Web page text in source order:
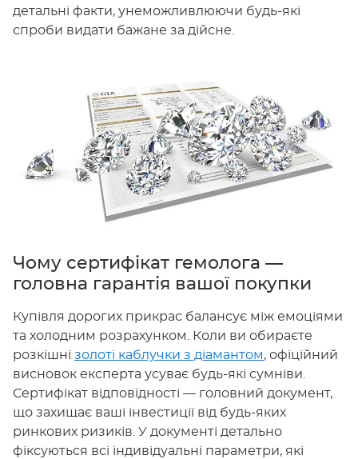
детальні факти, унеможливлюючи будь-які
спроби видати бажане за дійсне.
Чому сертифікат гемолога —
головна гарантія вашої покупки
Купівля дорогих прикрас балансує між емоціями
та холодним розрахунком. Коли ви обираєте
розкішні золоті каблучки з діамантом, офіційний
висновок експерта усуває будь-які сумніви.
Сертифікат відповідності — головний документ,
що захищає ваші інвестиції від будь-яких
ринкових ризиків. У документі детально
фіксуються всі індивідуальні параметри, які